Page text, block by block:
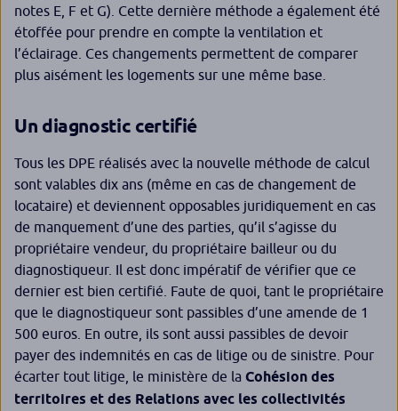
notes E, F et G). Cette dernière méthode a également été
étoffée pour prendre en compte la ventilation et
l’éclairage. Ces changements permettent de comparer
plus aisément les logements sur une même base.
Un diagnostic certifié
Tous les DPE réalisés avec la nouvelle méthode de calcul
sont valables dix ans (même en cas de changement de
locataire) et deviennent opposables juridiquement en cas
de manquement d’une des parties, qu’il s’agisse du
propriétaire vendeur, du propriétaire bailleur ou du
diagnostiqueur. Il est donc impératif de vérifier que ce
dernier est bien certifié. Faute de quoi, tant le propriétaire
que le diagnostiqueur sont passibles d’une amende de 1
500 euros. En outre, ils sont aussi passibles de devoir
payer des indemnités en cas de litige ou de sinistre. Pour
écarter tout litige, le ministère de la Cohésion des
territoires et des Relations avec les collectivités